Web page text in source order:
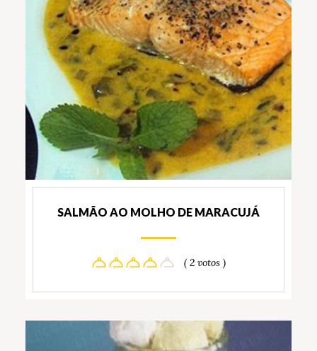
SALMÃO AO MOLHO DE MARACUJÁ
( 2 votos )